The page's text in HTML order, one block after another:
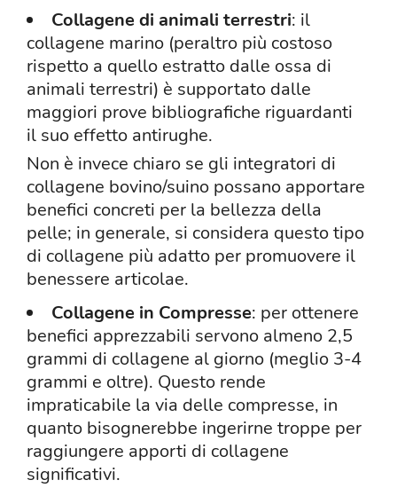
Collagene di animali terrestri: il
collagene marino (peraltro più costoso
rispetto a quello estratto dalle ossa di
animali terrestri) è supportato dalle
maggiori prove bibliografiche riguardanti
il suo effetto antirughe.
Non è invece chiaro se gli integratori di
collagene bovino/suino possano apportare
benefici concreti per la bellezza della
pelle; in generale, si considera questo tipo
di collagene più adatto per promuovere il
benessere articolae.
Collagene in Compresse: per ottenere
benefici apprezzabili servono almeno 2,5
grammi di collagene al giorno (meglio 3-4
grammi e oltre). Questo rende
impraticabile la via delle compresse, in
quanto bisognerebbe ingerirne troppe per
raggiungere apporti di collagene
significativi.